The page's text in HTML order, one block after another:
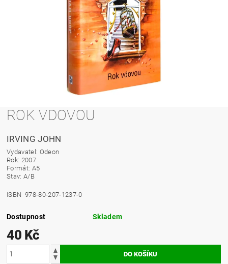
ROK VDOVOU
IRVING JOHN
Vydavatel: Odeon
Rok: 2007
Formát: A5
Stav: A/B
ISBN 978-80-207-1237-0
Dostupnost Skladem
40 Kč